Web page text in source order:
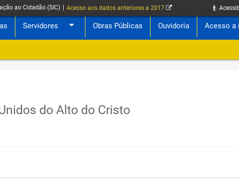
ao Cidadão (SIC) Acesso aos dados anteriores a 2017
Servidores arrow_drop_down Obras Públicas Ouvidoria Acesso a
do Alto do Cristo